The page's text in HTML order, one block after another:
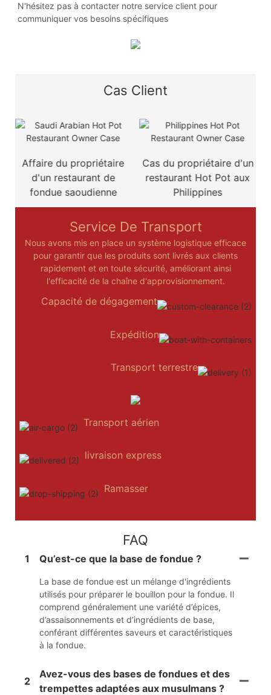
N'hésitez pas à contacter notre service client pour
communiquer vos besoins spécifiques
Cas Client
Affaire du propriétaire
d'un restaurant de
fondue saoudienne
Cas du propriétaire d'un
restaurant Hot Pot aux
Philippines
Service De Transport
Nous avons mis en place un système logistique efficace
pour garantir que les produits sont livrés aux clients
rapidement et en toute sécurité, améliorant ainsi
l'efficacité de la chaîne d'approvisionnement.
Capacité de dégagement
Expédition
Transport terrestre
Transport aérien
livraison express
Ramasser
FAQ
1 Qu’est-ce que la base de fondue ?
La base de fondue est un mélange d'ingrédients
utilisés pour préparer le bouillon pour la fondue. Il
comprend généralement une variété d’épices,
d’assaisonnements et d’ingrédients de base,
conférant différentes saveurs et caractéristiques
à la fondue.
2
Avez-vous des bases de fondues et des
trempettes adaptées aux musulmans ?